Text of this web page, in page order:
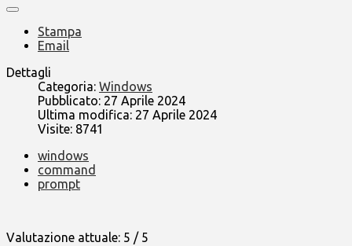
Stampa
Email
Dettagli
Categoria: Windows
Pubblicato: 27 Aprile 2024
Ultima modifica: 27 Aprile 2024
Visite: 8741
windows
command
prompt
Valutazione attuale: 5 / 5